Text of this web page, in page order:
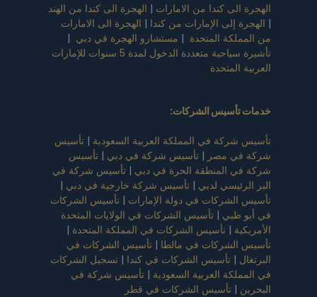
الهجرة الى كندا من الامارات | الهجرة الى كندا من الهند
| الهجرة إلى الإمارات من كندا | الهجرة الى الامارات
من المملكة المتحدة | مستشارو الهجرة في دبي |
تأشيرة سياحية متعددة الدخول لمدة 5 سنوات للإمارات
العربية المتحدة
خدمات تأسيس الشركات:
تأسيس شركة في المملكة العربية السعودية | تأسيس
شركة في مصر | تأسيس شركة في دبي | تأسيس
شركة في المنطقة الحرة في دبي | تأسيس شركة في
البر الرئيسي لدبي | تأسيس شركة خارجية في دبي |
تأسيس الشركات في دولة الإمارات | تأسيس الشركات
في أبو ظبي | تأسيس الشركات في الولايات المتحدة
الأمريكية | تأسيس الشركات في المملكة المتحدة |
تأسيس الشركات في مالطا | تأسيس الشركات في
البرتغال | تأسيس الشركات في كندا | تسجيل الشركات
في المملكة العربية السعودية | تأسيس شركة في
البحرين | تأسيس الشركات في قطر